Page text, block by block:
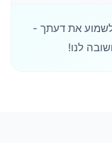
את דעתך -